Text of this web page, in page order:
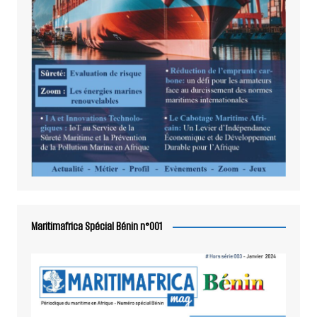
Maritimafrica Spécial Bénin n°001